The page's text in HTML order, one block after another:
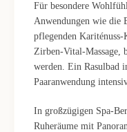
Für besondere
Anwendungen wie die
pflegenden
Zirben-Vital-Massage,
werden. Ein Rasulbad
Paaranwendung
In großzügigen Spa-
Ruheräume mit